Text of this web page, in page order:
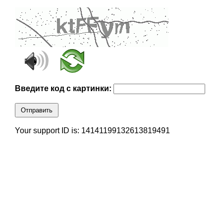
Введите код с картинки:
Отправить
Your support ID is: 14141199132613819491